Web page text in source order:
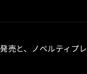
売と、ノベルティプレ